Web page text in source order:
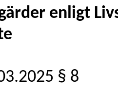
enligt
§ 8